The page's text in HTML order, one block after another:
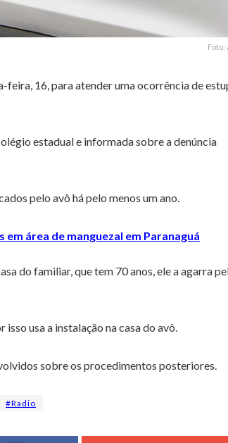
Foto:
16, para atender uma ocorrência de
estadual e informada sobre a denúncia
pelo avô há pelo menos um ano.
em área de manguezal em Paranaguá
do familiar, que tem 70 anos, ele a agarra
usa a instalação na casa do avô.
sobre os procedimentos posteriores.
#Radio